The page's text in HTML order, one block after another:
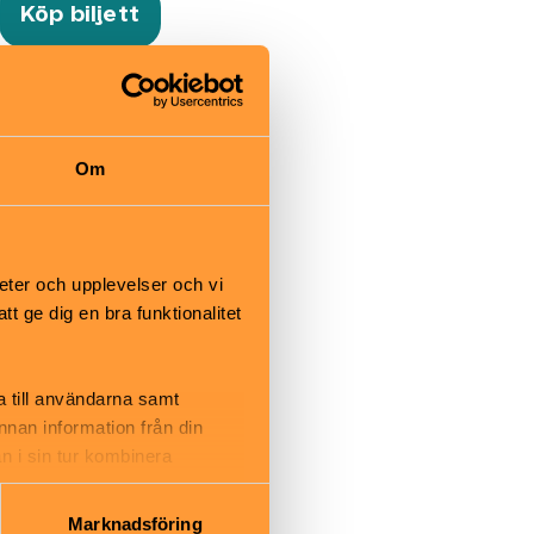
Om
och upplevelser och vi
ge dig en bra funktionalitet
till användarna samt
information från din
i sin tur kombinera
har använt deras tjänster.
Marknadsföring
Köp biljett
och hedra
ger
låtskrivare. En
och